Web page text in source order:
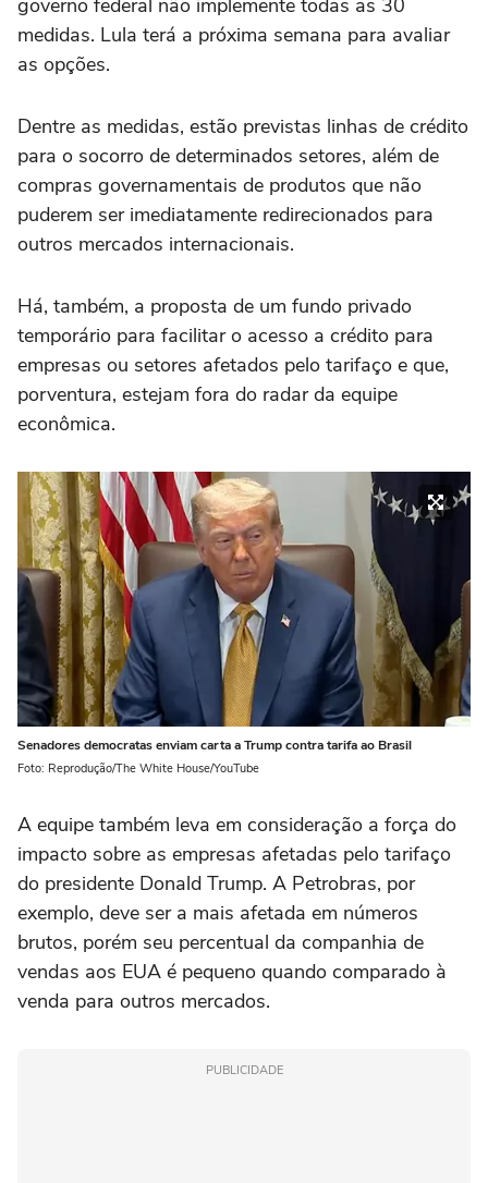
governo federal não implemente todas as 30
medidas. Lula terá a próxima semana para avaliar
as opções.
Dentre as medidas, estão previstas linhas de crédito
para o socorro de determinados setores, além de
compras governamentais de produtos que não
puderem ser imediatamente redirecionados para
outros mercados internacionais.
Há, também, a proposta de um fundo privado
temporário para facilitar o acesso a crédito para
empresas ou setores afetados pelo tarifaço e que,
porventura, estejam fora do radar da equipe
econômica.
Senadores democratas enviam carta a Trump contra tarifa ao Brasil
Foto: Reprodução/The White House/YouTube
A equipe também leva em consideração a força do
impacto sobre as empresas afetadas pelo tarifaço
do presidente Donald Trump. A Petrobras, por
exemplo, deve ser a mais afetada em números
brutos, porém seu percentual da companhia de
vendas aos EUA é pequeno quando comparado à
venda para outros mercados.
PUBLICIDADE